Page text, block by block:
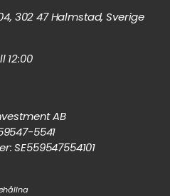
302 47 Halmstad, Sverige
12:00
AB
5541
SE559547554101